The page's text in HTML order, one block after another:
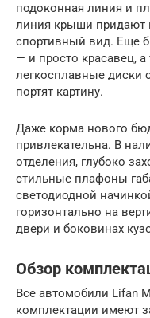
подоконная линия и
линия крыши придают
спортивный вид. Еще
— и просто красавец,
легкосплавные диски
портят картину.
Даже корма нового
привлекательна. В
отделения, глубоко
стильные плафоны
светодиодной
горизонтально на
двери и боковинах
Обзор
Все автомобили Lifan
комплектации имеют